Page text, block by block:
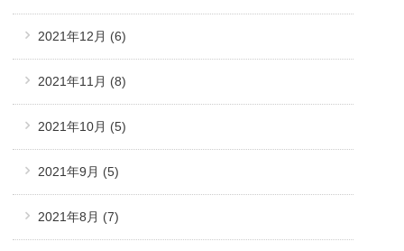
2021年12月 (6)
2021年11月 (8)
2021年10月 (5)
2021年9月 (5)
2021年8月 (7)